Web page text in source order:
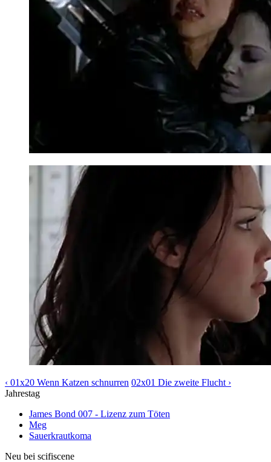
‹ 01x20 Wenn Katzen schnurren 02x01 Die zweite Flucht ›
Jahrestag
James Bond 007 - Lizenz zum Töten
Meg
Sauerkrautkoma
Neu bei scifiscene